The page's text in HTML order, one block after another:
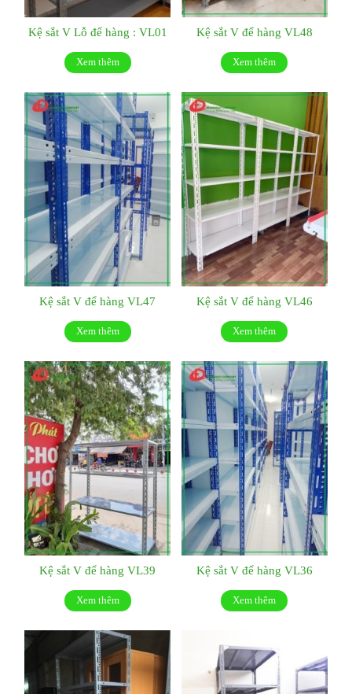
Kệ sắt V Lỗ để hàng : VL01
Xem thêm
Kệ sắt V để hàng VL48
Xem thêm
Kệ sắt V để hàng VL47
Xem thêm
Kệ sắt V để hàng VL46
Xem thêm
Kệ sắt V để hàng VL39
Xem thêm
Kệ sắt V để hàng VL36
Xem thêm